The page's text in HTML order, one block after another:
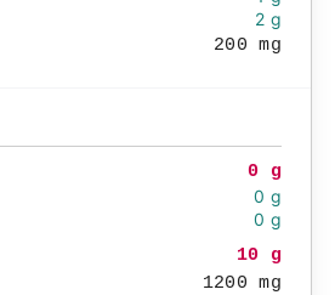
2 g
200 mg
0 g
0 g
0 g
10 g
1200 mg